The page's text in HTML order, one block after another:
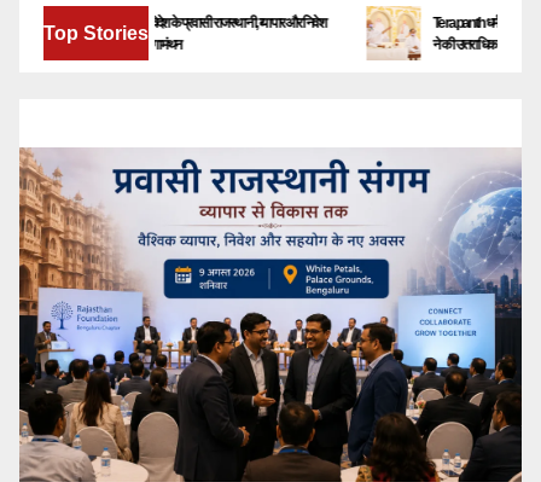
Top Stories
बेंगलूरु में जुटेंगे देश-विदेश के प्रवासी राजस्थानी, व्यापार और निवेश
के नए अवसरों पर होगा मंथन
Terapanth धर्मसंघ को मिला नया
ने की उत्तराधिकारी की घोषणा